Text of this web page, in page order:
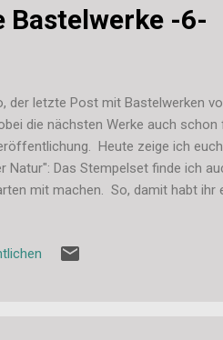
Bastelwerke -6-
der letzte Post mit Bastelwerken
die nächsten Werke auch
Heute zeige ich
Natur": Das Stempelset finde ich
mit machen. So, damit habt
in den nächsten Tage auf